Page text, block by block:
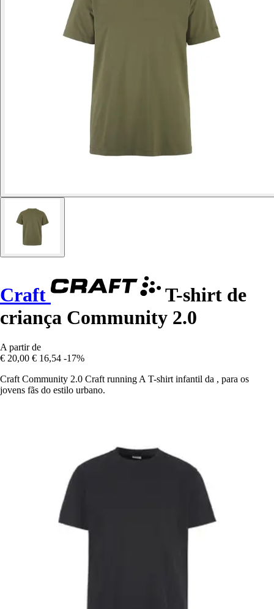
Craft
T-shirt de
criança Community 2.0
A partir de
€ 20,00 € 16,54 -17%
Craft Community 2.0 Craft running A T-shirt infantil da , para os
jovens fãs do estilo urbano.